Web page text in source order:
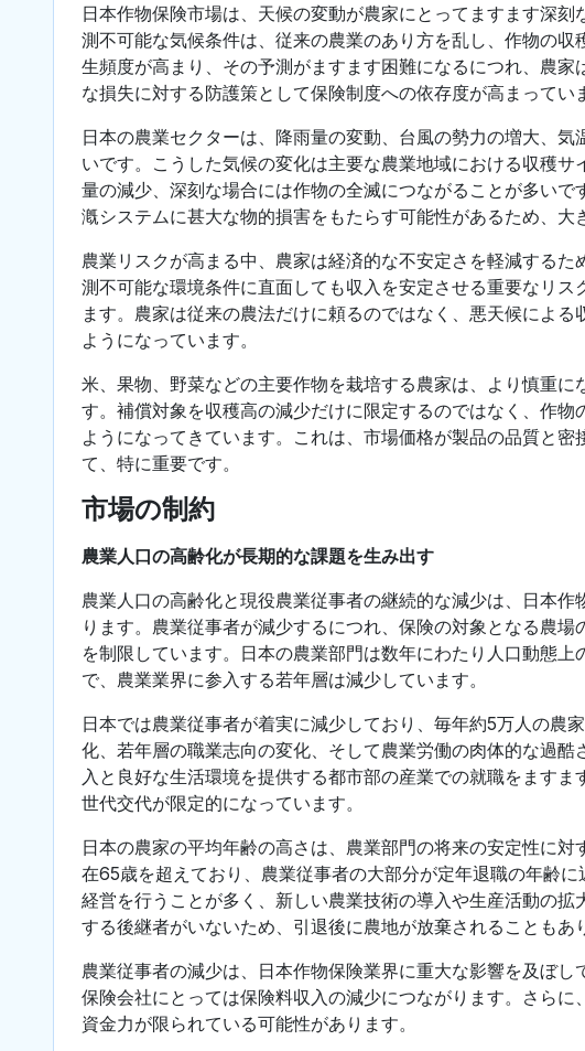
日本作物保険市場は、天候の変動が農家にとってますます深
測不可能な気候条件は、従来の農業のあり方を乱し、作物の
生頻度が高まり、その予測がますます困難になるにつれ、農
な損失に対する防護策として保険制度への依存度が高まってい
日本の農業セクターは、降雨量の変動、台風の勢力の増大、
いです。こうした気候の変化は主要な農業地域における収穫
量の減少、深刻な場合には作物の全滅につながることが多い
漑システムに甚大な物的損害をもたらす可能性があるため、大
農業リスクが高まる中、農家は経済的な不安定さを軽減する
測不可能な環境条件に直面しても収入を安定させる重要なリ
ます。農家は従来の農法だけに頼るのではなく、悪天候によ
ようになっています。
米、果物、野菜などの主要作物を栽培する農家は、より慎重
す。補償対象を収穫高の減少だけに限定するのではなく、作
ようになってきています。これは、市場価格が製品の品質と
て、特に重要です。
市場の制約
農業人口の高齢化が長期的な課題を生み出す
農業人口の高齢化と現役農業従事者の継続的な減少は、日本
ります。農業従事者が減少するにつれ、保険の対象となる農
を制限しています。日本の農業部門は数年にわたり人口動態
で、農業業界に参入する若年層は減少しています。
日本では農業従事者が着実に減少しており、毎年約5万人の農
化、若年層の職業志向の変化、そして農業労働の肉体的な過
入と良好な生活環境を提供する都市部の産業での就職をます
世代交代が限定的になっています。
日本の農家の平均年齢の高さは、農業部門の将来の安定性に
在65歳を超えており、農業従事者の大部分が定年退職の年齢
経営を行うことが多く、新しい農業技術の導入や生産活動の
する後継者がいないため、引退後に農地が放棄されることもあ
農業従事者の減少は、日本作物保険業界に重大な影響を及ぼし
保険会社にとっては保険料収入の減少につながります。さら
資金力が限られている可能性があります。